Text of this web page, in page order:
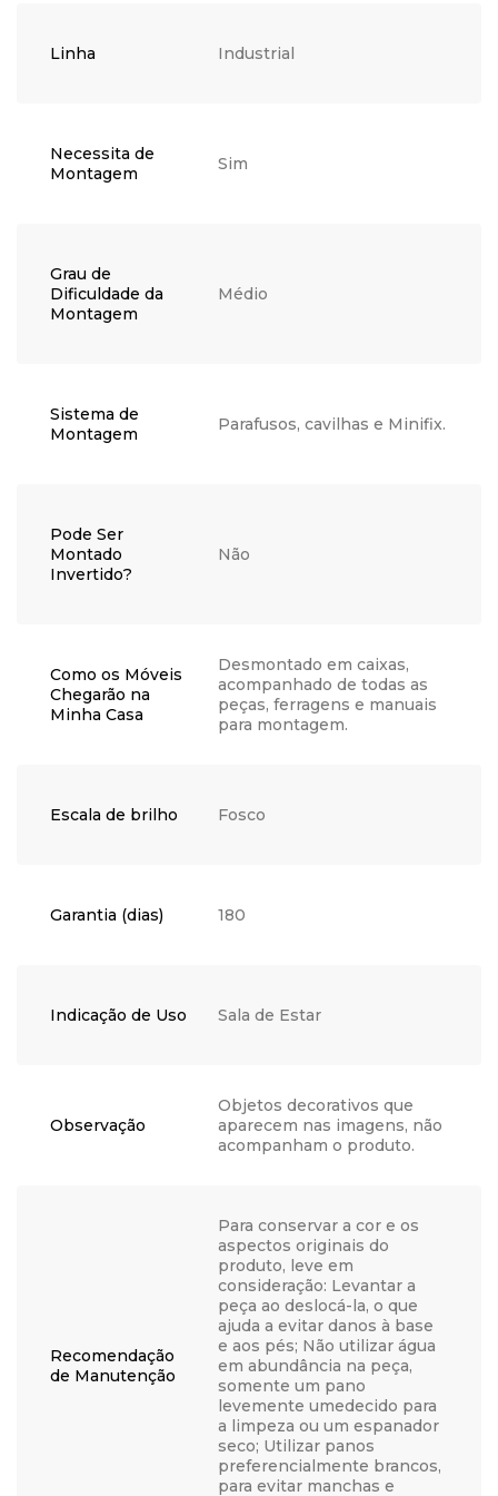
Linha Industrial
Necessita de
Montagem
Sim
Grau de
Dificuldade da
Montagem
Médio
Sistema de
Montagem
Parafusos, cavilhas e Minifix.
Pode Ser
Montado
Invertido?
Não
Como os Móveis
Chegarão na
Minha Casa
Desmontado em caixas,
acompanhado de todas as
peças, ferragens e manuais
para montagem.
Escala de brilho Fosco
Garantia (dias) 180
Indicação de Uso Sala de Estar
Observação
Objetos decorativos que
aparecem nas imagens, não
acompanham o produto.
Recomendação
de Manutenção
Para conservar a cor e os
aspectos originais do
produto, leve em
consideração: Levantar a
peça ao deslocá-la, o que
ajuda a evitar danos à base
e aos pés; Não utilizar água
em abundância na peça,
somente um pano
levemente umedecido para
a limpeza ou um espanador
seco; Utilizar panos
preferencialmente brancos,
para evitar manchas e